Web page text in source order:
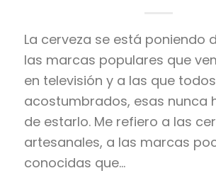
La cerveza se está poniendo
las marcas populares que
en televisión y a las que
acostumbrados, esas nunca
de estarlo. Me refiero a las
artesanales, a las marcas
conocidas que…